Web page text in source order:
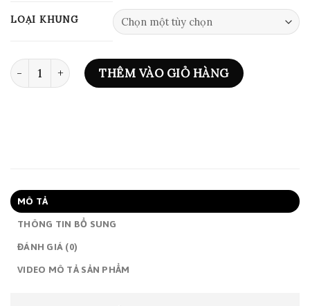
đến
1,550,000₫
LOẠI KHUNG
TRANH ABSTRACT NO. 01 - BM310 số lượng
THÊM VÀO GIỎ HÀNG
MÔ TẢ
THÔNG TIN BỔ SUNG
ĐÁNH GIÁ (0)
VIDEO MÔ TẢ SẢN PHẨM